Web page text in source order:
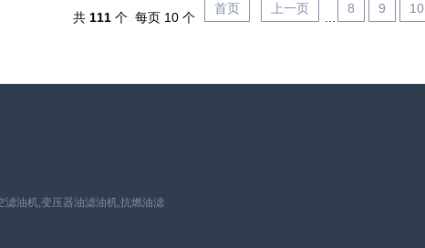
共 111 个 每页 10 个
首页 上一页 8 9 10
油机,变压器油滤油机,抗燃油滤